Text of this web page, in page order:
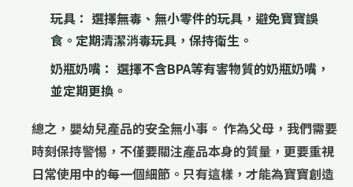
玩具： 選擇無毒、無小零件的玩具，避免寶寶誤
食。定期清潔消毒玩具，保持衛生。
奶瓶奶嘴： 選擇不含BPA等有害物質的奶瓶奶嘴，
並定期更換。
總之，嬰幼兒產品的安全無小事。 作為父母，我們需要
時刻保持警惕，不僅要關注產品本身的質量，更要重視
日常使用中的每一個細節。只有這樣，才能為寶寶創造